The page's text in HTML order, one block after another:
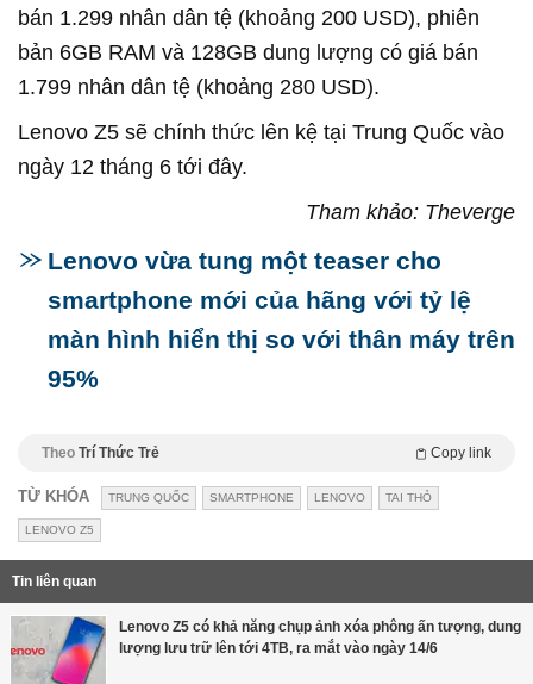
bán 1.299 nhân dân tệ (khoảng 200 USD), phiên
bản 6GB RAM và 128GB dung lượng có giá bán
1.799 nhân dân tệ (khoảng 280 USD).
Lenovo Z5 sẽ chính thức lên kệ tại Trung Quốc vào
ngày 12 tháng 6 tới đây.
Tham khảo: Theverge
Lenovo vừa tung một teaser cho
smartphone mới của hãng với tỷ lệ
màn hình hiển thị so với thân máy trên
95%
Theo Trí Thức Trẻ Copy link
TỪ KHÓA TRUNG QUỐC SMARTPHONE LENOVO TAI THỎ
LENOVO Z5
Tin liên quan
Lenovo Z5 có khả năng chụp ảnh xóa phông ấn tượng, dung
lượng lưu trữ lên tới 4TB, ra mắt vào ngày 14/6